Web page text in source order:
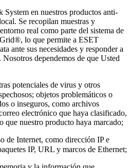
System en nuestros productos anti-
Se recopilan muestras y
real como parte del sistema de
lo que permite a ESET
ante sus necesidades y responder a
Nosotros dependemos de que Usted
potenciales de virus y otros
objetos problemáticos o
o inseguros, como archivos
electrónico que haya clasificado,
que nuestro producto haya marcado;
de Internet, como dirección IP e
IP, URL y marcos de Ethernet;